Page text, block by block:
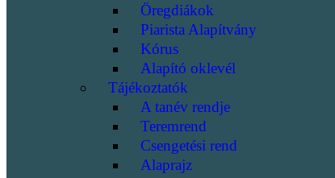
Öregdiákok
Piarista Alapítvány
Kórus
Alapító oklevél
Tájékoztatók
A tanév rendje
Teremrend
Csengetési rend
Alaprajz